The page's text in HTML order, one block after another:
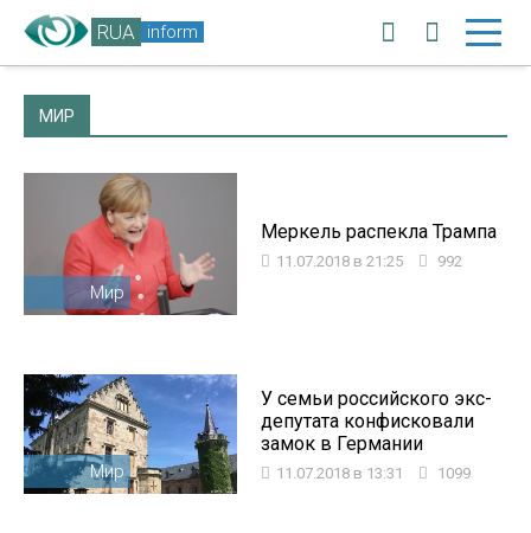
RUA inform
МИР
Мир
Меркель распекла Трампа
11.07.2018 в 21:25 992
Мир
У семьи российского экс-
депутата конфисковали
замок в Германии
11.07.2018 в 13:31 1099